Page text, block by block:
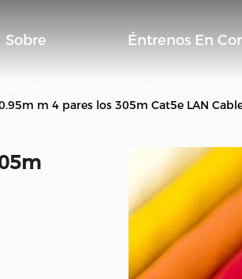
Sobre Éntrenos En
m 4 pares los 305m Cat5e LAN